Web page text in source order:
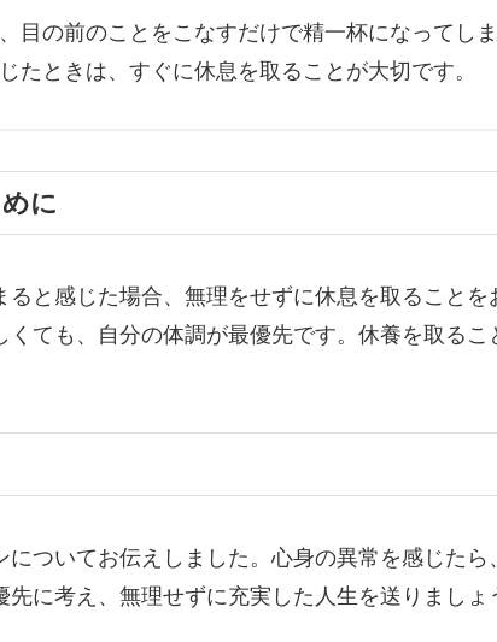
目の前のことをこなすだけで精一杯になってし
たときは、すぐに休息を取ることが大切です。
に
ると感じた場合、無理をせずに休息を取ること
くても、自分の体調が最優先です。休養を取る
ついてお伝えしました。心身の異常を感じた
に考え、無理せずに充実した人生を送りましょ